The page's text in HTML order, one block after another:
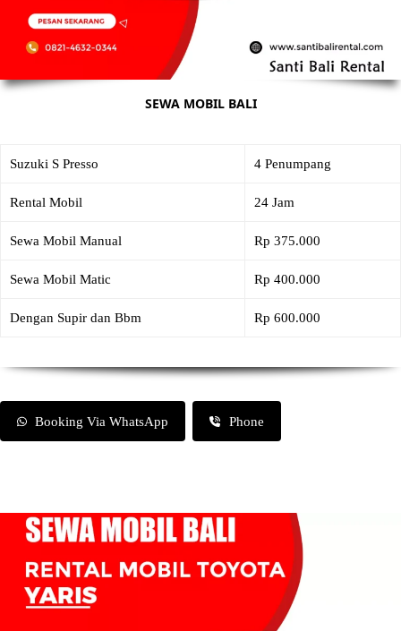
SEWA MOBIL BALI
Suzuki S Presso 4 Penumpang
Rental Mobil 24 Jam
Sewa Mobil Manual Rp 375.000
Sewa Mobil Matic Rp 400.000
Dengan Supir dan Bbm Rp 600.000
Booking Via WhatsApp Phone